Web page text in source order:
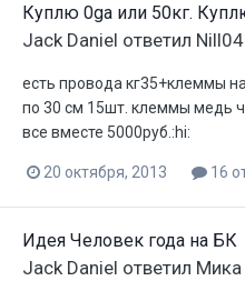
Куплю 0ga или 50кг.
Jack Daniel ответил
есть провода кг35+клеммы
по 30 см 15шт. клеммы медь
все вместе 5000руб.:hi:
20 октября, 2013 16
Идея Человек года на БК
Jack Daniel ответил Мика